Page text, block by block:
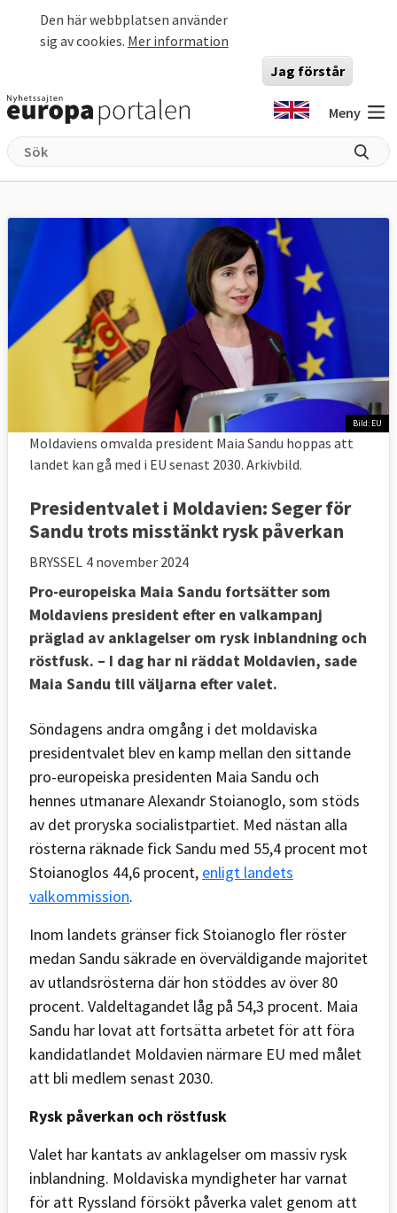
Den här webbplatsen använder
sig av cookies. Mer information
Jag förstår
Meny
Bild: EU
Moldaviens omvalda president Maia Sandu hoppas att
landet kan gå med i EU senast 2030. Arkivbild.
Presidentvalet i Moldavien: Seger för
Sandu trots misstänkt rysk påverkan
BRYSSEL 4 november 2024
Pro-europeiska Maia Sandu fortsätter som
Moldaviens president efter en valkampanj
präglad av anklagelser om rysk inblandning och
röstfusk. – I dag har ni räddat Moldavien, sade
Maia Sandu till väljarna efter valet.
Söndagens andra omgång i det moldaviska
presidentvalet blev en kamp mellan den sittande
pro-europeiska presidenten Maia Sandu och
hennes utmanare Alexandr Stoianoglo, som stöds
av det proryska socialistpartiet. Med nästan alla
rösterna räknade fick Sandu med 55,4 procent mot
Stoianoglos 44,6 procent, enligt landets
valkommission.
Inom landets gränser fick Stoianoglo fler röster
medan Sandu säkrade en överväldigande majoritet
av utlandsrösterna där hon stöddes av över 80
procent. Valdeltagandet låg på 54,3 procent. Maia
Sandu har lovat att fortsätta arbetet för att föra
kandidatlandet Moldavien närmare EU med målet
att bli medlem senast 2030.
Rysk påverkan och röstfusk
Valet har kantats av anklagelser om massiv rysk
inblandning. Moldaviska myndigheter har varnat
för att Ryssland försökt påverka valet genom att